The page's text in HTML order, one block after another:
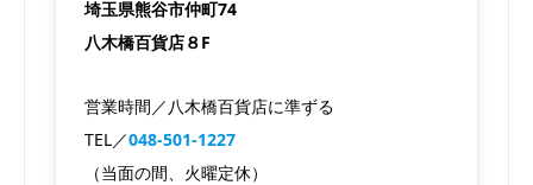
埼玉県熊谷市仲町74
八木橋百貨店８F
営業時間／八木橋百貨店に準ずる
TEL／048-501-1227
（当面の間、火曜定休）